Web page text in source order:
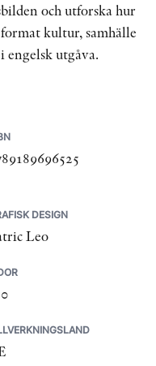
och utforska hur
kultur, samhälle
engelsk utgåva.
DESIGN
Leo